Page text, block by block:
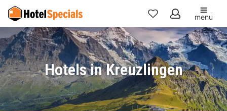
Meine
Favoriten
menu
Hotels in Kreuzlingen